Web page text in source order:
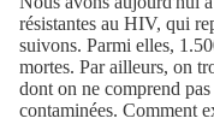
résistantes au HIV, qui
suivons. Parmi elles,
mortes. Par ailleurs, on
dont on ne comprend
contaminées. Comment